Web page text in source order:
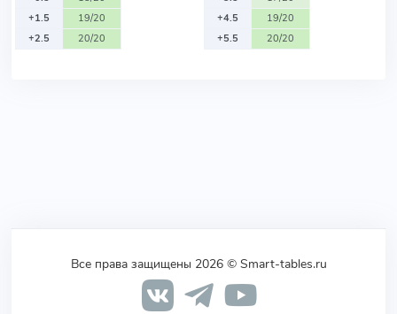
+1.5
19/20
+2.5
20/20
+4.5
19/20
+5.5
20/20
Все права защищены 2026 © Smart-tables.ru